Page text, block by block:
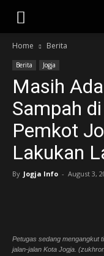
jogjainfo.id
Home Berita
Berita Jogja
Masih
Sampah
Pemkot
Lakukan
By Jogja Info - August 3,
Petugas sedang mengangkut
jalan-jalan Kota Jogja.